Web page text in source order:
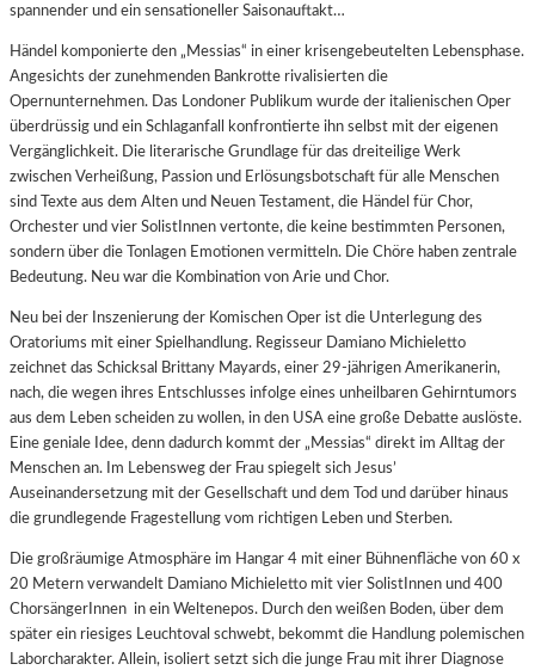
spannender und ein sensationeller Saisonauftakt…
Händel komponierte den „Messias“ in einer krisengebeutelten Lebensphase.
Angesichts der zunehmenden Bankrotte rivalisierten die
Opernunternehmen. Das Londoner Publikum wurde der italienischen Oper
überdrüssig und ein Schlaganfall konfrontierte ihn selbst mit der eigenen
Vergänglichkeit. Die literarische Grundlage für das dreiteilige Werk
zwischen Verheißung, Passion und Erlösungsbotschaft für alle Menschen
sind Texte aus dem Alten und Neuen Testament, die Händel für Chor,
Orchester und vier SolistInnen vertonte, die keine bestimmten Personen,
sondern über die Tonlagen Emotionen vermitteln. Die Chöre haben zentrale
Bedeutung. Neu war die Kombination von Arie und Chor.
Neu bei der Inszenierung der Komischen Oper ist die Unterlegung des
Oratoriums mit einer Spielhandlung. Regisseur Damiano Michieletto
zeichnet das Schicksal Brittany Mayards, einer 29-jährigen Amerikanerin,
nach, die wegen ihres Entschlusses infolge eines unheilbaren Gehirntumors
aus dem Leben scheiden zu wollen, in den USA eine große Debatte auslöste.
Eine geniale Idee, denn dadurch kommt der „Messias“ direkt im Alltag der
Menschen an. Im Lebensweg der Frau spiegelt sich Jesus’
Auseinandersetzung mit der Gesellschaft und dem Tod und darüber hinaus
die grundlegende Fragestellung vom richtigen Leben und Sterben.
Die großräumige Atmosphäre im Hangar 4 mit einer Bühnenfläche von 60 x
20 Metern verwandelt Damiano Michieletto mit vier SolistInnen und 400
ChorsängerInnen in ein Weltenepos. Durch den weißen Boden, über dem
später ein riesiges Leuchtoval schwebt, bekommt die Handlung polemischen
Laborcharakter. Allein, isoliert setzt sich die junge Frau mit ihrer Diagnose